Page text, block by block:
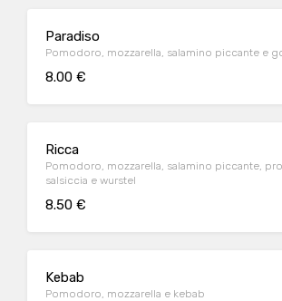
Paradiso
Pomodoro, mozzarella, salamino piccante e
8.00 €
Ricca
Pomodoro, mozzarella, salamino piccante,
salsiccia e wurstel
8.50 €
Kebab
Pomodoro, mozzarella e kebab